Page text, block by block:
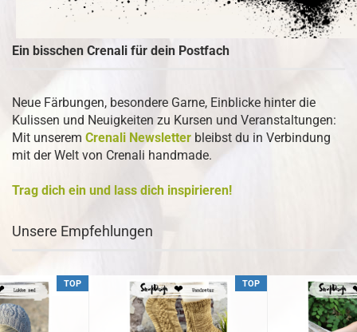
Ein bisschen Crenali für dein Postfach
Neue Färbungen, besondere Garne, Einblicke hinter die
Kulissen und Neuigkeiten zu Kursen und Veranstaltungen:
Mit unserem Crenali Newsletter bleibst du in Verbindung
mit der Welt von Crenali handmade.
Trag dich ein und lass dich inspirieren!
Unsere Empfehlungen
TOP TOP